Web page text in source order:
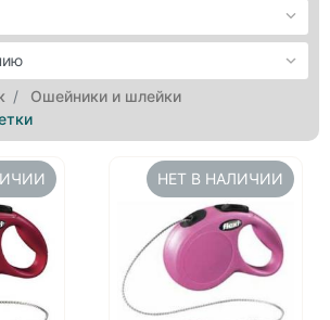
Ошейники и шлейки
НЕТ В НАЛИЧИИ